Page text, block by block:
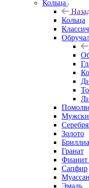
Кольца
Кольца
Золото
Гранат
Фианит
Сапфир
Эмаль